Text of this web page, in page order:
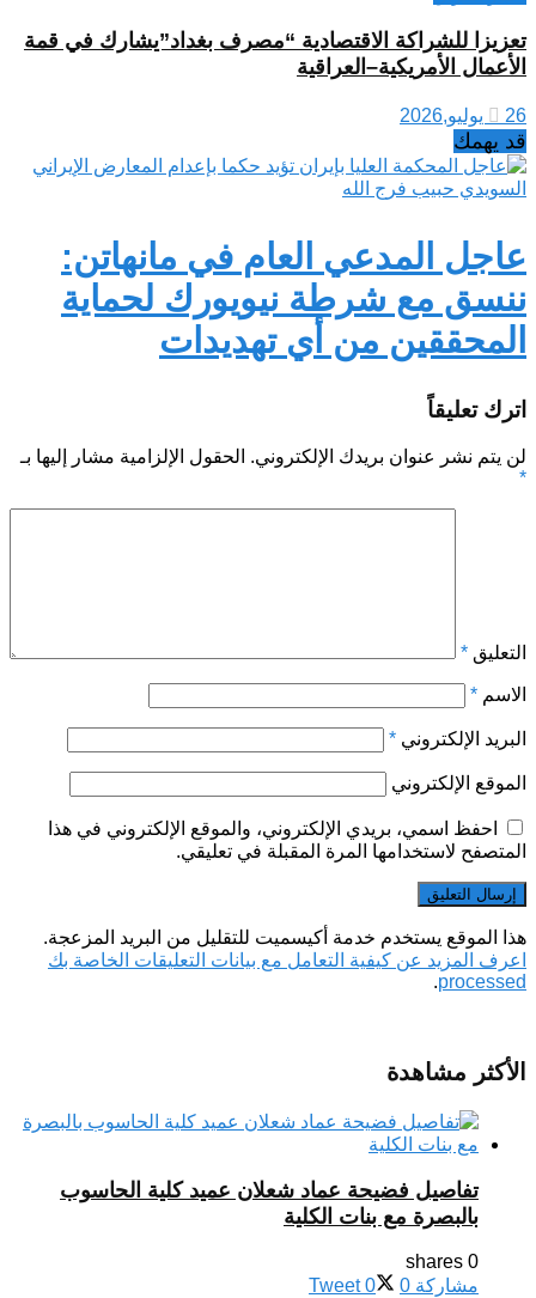
تعزيزا للشراكة الاقتصادية “مصرف بغداد”يشارك في قمة
الأعمال الأمريكية–العراقية
26 يوليو,2026
قد يهمك
عاجل المدعي العام في مانهاتن:
ننسق مع شرطة نيويورك لحماية
المحققين من أي تهديدات
اترك تعليقاً
لن يتم نشر عنوان بريدك الإلكتروني. الحقول الإلزامية مشار إليها بـ
*
التعليق *
الاسم *
البريد الإلكتروني *
الموقع الإلكتروني
احفظ اسمي، بريدي الإلكتروني، والموقع الإلكتروني في هذا
المتصفح لاستخدامها المرة المقبلة في تعليقي.
هذا الموقع يستخدم خدمة أكيسميت للتقليل من البريد المزعجة.
اعرف المزيد عن كيفية التعامل مع بيانات التعليقات الخاصة بك
processed
.
الأكثر مشاهدة
تفاصيل فضيحة عماد شعلان عميد كلية الحاسوب
بالبصرة مع بنات الكلية
0 shares
مشاركة 0
Tweet 0